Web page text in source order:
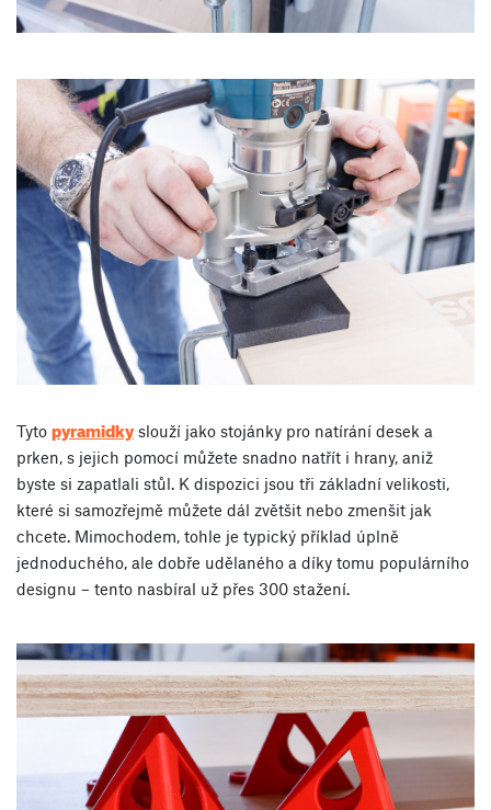
Tyto pyramidkyslouží jako stojánky pro natírání desek a
prken, s jejich pomocí můžete snadno natřít i hrany, aniž
byste si zapatlali stůl. K dispozici jsou tři základní velikosti,
které si samozřejmě můžete dál zvětšit nebo zmenšit jak
chcete. Mimochodem, tohle je typický příklad úplně
jednoduchého, ale dobře udělaného a díky tomu populárního
designu – tento nasbíral už přes 300 stažení.